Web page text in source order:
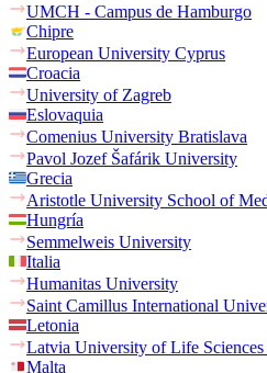
UMCH - Campus de Hamburgo
Chipre
European University Cyprus
Croacia
University of Zagreb
Eslovaquia
Comenius University Bratislava
Pavol Jozef Šafárik University
Grecia
Aristotle University School of
Hungría
Semmelweis University
Italia
Humanitas University
Saint Camillus International
Letonia
Latvia University of Life Sciences
Malta